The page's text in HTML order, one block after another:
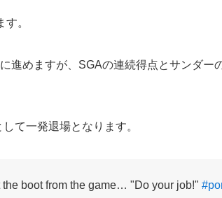
。
進めますが、SGAの連続得点とサンダー
て一発退場となります。
the boot from the game… "Do your job!"